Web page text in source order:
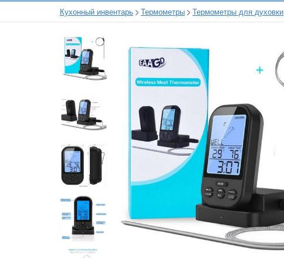
Кухонный инвентарь Термометры Термометры для духовки